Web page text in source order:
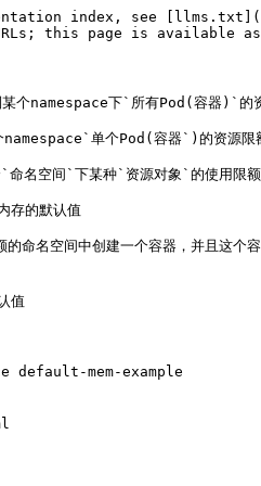
name: default-mem-demo-ctr
  resources:
    limits:
      memory: 512Mi
    requests:
      memory: 256Mi
```

### 1.2. namespace的CPU默认值

```shell
# 创建namespace
$ kubectl create namespace default-cpu-example

# 创建LimitRange
$ cat cpu-defaults.yaml 
apiVersion: v1
kind: LimitRange
metadata:
  name: cpu-limit-range
spec:
  limits:
  - default:
      cpu: 1
    defaultRequest:
      cpu: 0.5
    type: Container
    
$ kubectl create -f https://k8s.io/docs/tasks/administer-cluster/cpu-defaults.yaml --namespace=default-cpu-example    

# 创建Pod，未指定CPU的limit和request
$ cat cpu-defaults-pod.yaml
apiVersion: v1
kind: Pod
metadata:
  name: default-cpu-demo
spec:
  containers:
  - name: default-cpu-demo-ctr
    image: nginx

$ kubectl create -f https://k8s.io/docs/tasks/administer-cluster/cpu-defaults-pod.yaml --namespace=default-cpu-example

# 查看Pod
$ kubectl get pod default-cpu-demo --output=yaml --namespace=default-cpu-example
containers:
- image: nginx
  imagePullPolicy: Always
  name: default-cpu-demo-ctr
  resources:
    limits:
      cpu: "1"
    requests:
      cpu: 500m
```

### 1.3 说明

1. 如果没有指定pod的`request`和`limit`，则创建的pod会使用`LimitRange`对象定义的默认值（request和limit）
2. 如果指定pod的`limit`但未指定`request`，则创建的pod的`request`值会取`limit`的值，而不会取LimitRange对象定义的request默认值。
3. 如果指定pod的`request`但未指定`limit`，则创建的pod的`limit`值会取`LimitRange`对象定义的`limit`默认值。

**默认Limit和request的动机**

如果命名空间具有`资源配额（ResourceQuota）`, 它为内存限额（CPU限额）设置默认值是有意义的。 以下是资源配额对命名空间施加的两个限制：

* 在命名空间运行的每一个容器必须有它自己的内存限额（CPU限额）。
* 在命名空间中所有的容器使用的内存总量（CPU总量）不能超出指定的限额。

如果一个容器没有指定它自己的内存限额（CPU限额），它将被赋予默认的限额值，然后它才可以在被配额限制的命名空间中运行。